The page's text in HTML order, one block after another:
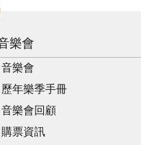
樂會
音樂會
歷年樂季手冊
音樂會回顧
購票資訊